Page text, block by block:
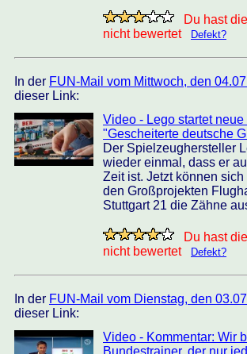
Du hast
nicht bewertet
Defekt?
In der FUN-Mail vom Mittwoch, den
dieser Link:
Video - Lego startet neue
"Gescheiterte deutsche
Der Spielzeughersteller
wieder einmal, dass er
Zeit ist. Jetzt können
den Großprojekten
Stuttgart 21 die Zähne
Du hast
nicht bewertet
Defekt?
In der FUN-Mail vom Dienstag, den
dieser Link:
Video - Kommentar: Wir
Bundestrainer, der nur